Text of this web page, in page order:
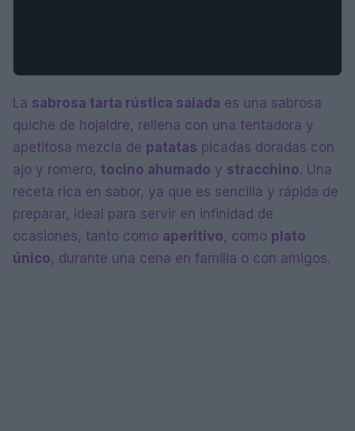
La sabrosa tarta rústica salada es una sabrosa
quiche de hojaldre, rellena con una tentadora y
apetitosa mezcla de patatas picadas doradas con
ajo y romero, tocino ahumado y stracchino. Una
receta rica en sabor, ya que es sencilla y rápida de
preparar, ideal para servir en infinidad de
ocasiones, tanto como aperitivo, como plato
único, durante una cena en familia o con amigos.